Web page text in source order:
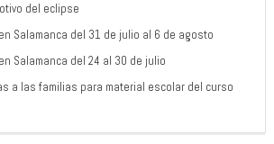
del eclipse
Salamanca del 31 de julio al 6 de agosto
Salamanca del 24 al 30 de julio
a las familias para material escolar del curso